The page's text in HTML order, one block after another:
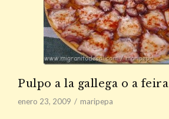
Pulpo a la gallega o a feira
enero 23, 2009 maripepa